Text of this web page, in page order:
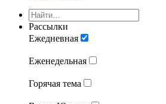
Рассылки
Ежедневная
Еженедельная
Горячая тема